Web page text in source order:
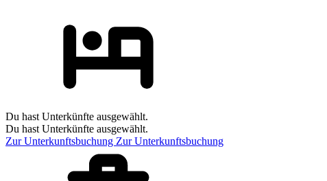
Du hast Unterkünfte ausgewählt.
Du hast Unterkünfte ausgewählt.
Zur Unterkunftsbuchung Zur Unterkunftsbuchung